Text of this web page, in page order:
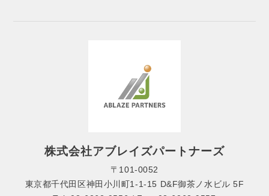
株式会社アブレイズパートナーズ
〒101-0052
東京都千代田区神田小川町1-1-15 D&F御茶ノ水ビル 5F